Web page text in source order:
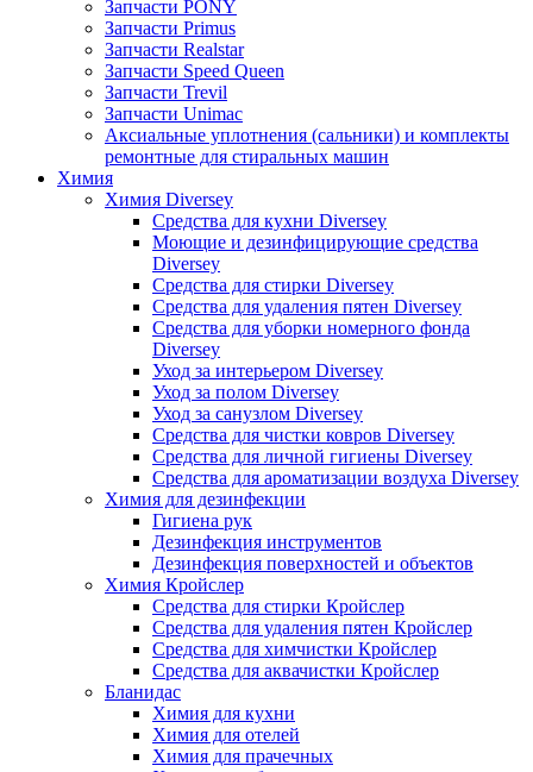
Запчасти PONY
Запчасти Primus
Запчасти Realstar
Запчасти Speed Queen
Запчасти Trevil
Запчасти Unimac
Аксиальные уплотнения (сальники) и комплекты
ремонтные для стиральных машин
Химия
Химия Diversey
Средства для кухни Diversey
Моющие и дезинфицирующие средства
Diversey
Средства для стирки Diversey
Средства для удаления пятен Diversey
Средства для уборки номерного фонда
Diversey
Уход за интерьером Diversey
Уход за полом Diversey
Уход за санузлом Diversey
Средства для чистки ковров Diversey
Средства для личной гигиены Diversey
Средства для ароматизации воздуха Diversey
Химия для дезинфекции
Гигиена рук
Дезинфекция инструментов
Дезинфекция поверхностей и объектов
Химия Кройслер
Средства для стирки Кройслер
Средства для удаления пятен Кройслер
Средства для химчистки Кройслер
Средства для аквачистки Кройслер
Бланидас
Химия для кухни
Химия для отелей
Химия для прачечных